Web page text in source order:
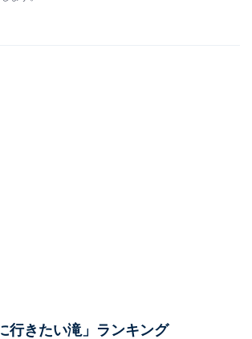
行きたい滝」ランキング